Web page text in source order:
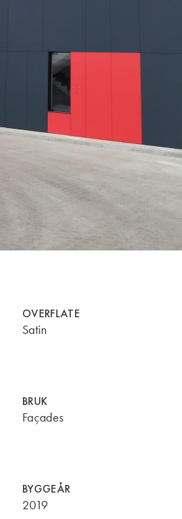
OVERFLATE
Satin
BRUK
Façades
BYGGEÅR
2019